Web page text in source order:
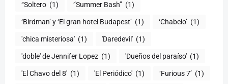
‘‘Soltero (1) ‘’Summer Bash’’ (1)
‘Birdman’ y ‘El gran hotel Budapest’ (1) ‘Chabelo’ (1)
'chica misteriosa' (1) 'Daredevil' (1)
'doble' de Jennifer Lopez (1) 'Dueños del paraíso' (1)
'El Chavo del 8' (1) 'El Periódico' (1) ‘Furious 7’ (1)